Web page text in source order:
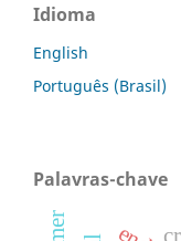
Idioma
English
Português (Brasil)
Palavras-chave